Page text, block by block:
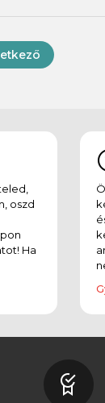
oszd
Ha